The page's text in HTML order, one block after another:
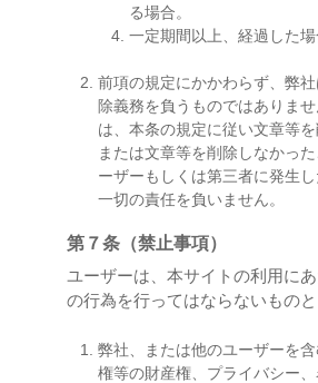
る場合。
一定期間以上、経過した場
前項の規定にかかわらず、弊
除義務を負うものではありま
は、本条の規定に従い文章等を
または文章等を削除しなかっ
ーザーもしくは第三者に発生
一切の責任を負いません。
第７条（禁止事項）
ユーザーは、本サイトの利用に
の行為を行ってはならないものと
弊社、または他のユーザーを
権等の財産権、プライバシー